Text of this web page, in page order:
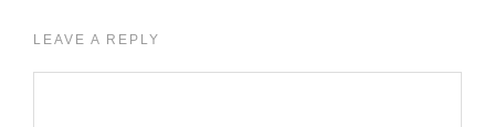
LEAVE A REPLY